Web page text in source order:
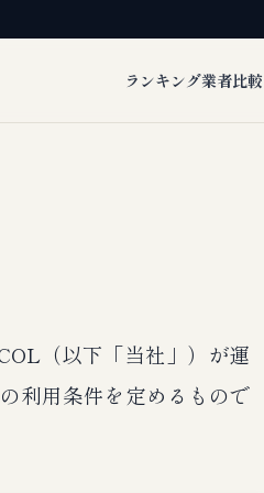
ランキング業者比較
（以下「当社」）が運
利用条件を定めるもので